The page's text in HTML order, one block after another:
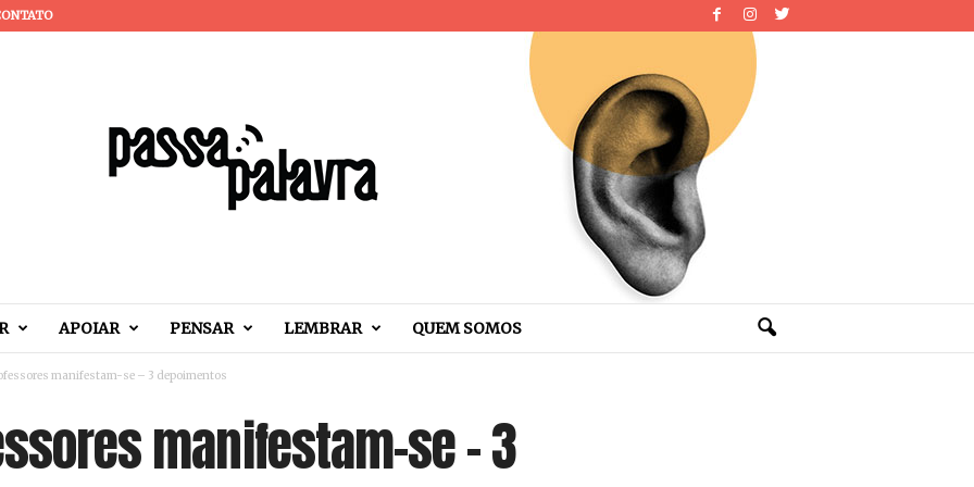
APOIAR PENSAR LEMBRAR QUEM SOMOS
manifestam-se – 3 depoimentos
manifestam-se – 3